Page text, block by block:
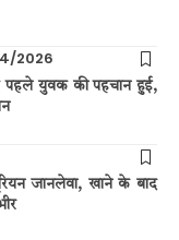
2026
पहले युवक की पहचान हुई,
जानलेवा, खाने के बाद